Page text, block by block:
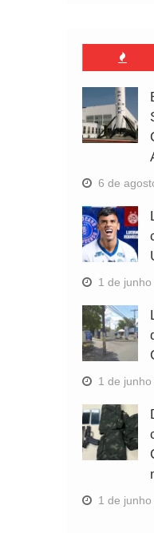
6 de
1 de
1 de
1 de